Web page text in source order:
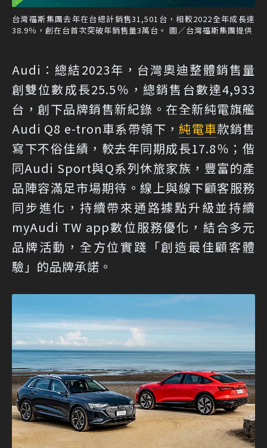
台灣福斯集團去年在台總計銷售31,501台，相較2022全年成長達
38.9％，創在台首次突破年銷售量3萬台。 圖／台灣福斯集團提供
Audi：總結2023年，台灣奧迪整體銷售量
創雙位數成長25.5％，總銷售台數達4,933
台，創下品牌銷售新紀錄。在全新純電旗艦
Audi Q8 e-tron車系帶領下，純電車款銷售
寫下不俗佳績，較去年同期成長17.8％；偕
同Audi Sport與Q系列休旅家族，豐富的產
品陣容滿足市場期待。線上與線下顧客服務
同步進化，持續帶來通路據點升級並持續
myAudi TW app數位服務優化，結合多元
品牌活動，全方位實踐「創造最佳顧客體
驗」的品牌承諾。